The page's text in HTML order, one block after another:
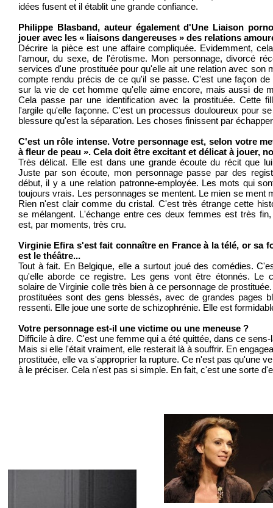
idées fusent et il établit une grande confiance.
Philippe Blasband, auteur également d'Une Liaison
jouer avec les « liaisons dangereuses » des relations
Décrire la pièce est une affaire compliquée. Evidemment,
l'amour, du sexe, de l'érotisme. Mon personnage, divorcé
services d'une prostituée pour qu'elle ait une relation avec son
compte rendu précis de ce qu'il se passe. C'est une façon de
sur la vie de cet homme qu'elle aime encore, mais aussi de
Cela passe par une identification avec la prostituée. Cette
l'argile qu'elle façonne. C'est un processus douloureux pour
blessure qu'est la séparation. Les choses finissent par
C'est un rôle intense. Votre personnage est, selon votre
à fleur de peau ». Cela doit être excitant et délicat à jouer,
Très délicat. Elle est dans une grande écoute du récit que
Juste par son écoute, mon personnage passe par des
début, il y a une relation patronne-employée. Les mots qui
toujours vrais. Les personnages se mentent. Le mien se ment
Rien n'est clair comme du cristal. C'est très étrange cette
se mélangent. L'échange entre ces deux femmes est très
est, par moments, très cru.
Virginie Efira s'est fait connaître en France à la télé, or sa
est le théâtre...
Tout à fait. En Belgique, elle a surtout joué des comédies.
qu'elle aborde ce registre. Les gens vont être étonnés. Le
solaire de Virginie colle très bien à ce personnage de
prostituées sont des gens blessés, avec de grandes pages
ressenti. Elle joue une sorte de schizophrénie. Elle est
Votre personnage est-il une victime ou une meneuse ?
Difficile à dire. C'est une femme qui a été quittée, dans ce
Mais si elle l'était vraiment, elle resterait là à souffrir. En
prostituée, elle va s'approprier la rupture. Ce n'est pas qu'une
à le préciser. Cela n'est pas si simple. En fait, c'est une sorte